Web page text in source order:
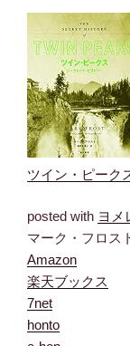
ツイン・ピーク
posted with ヨメ
マーク・フロス
Amazon
楽天ブックス
7net
honto